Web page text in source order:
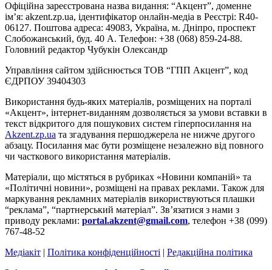
Офіційна зареєстрована назва видання: “Акцент”, доменне
ім’я: akzent.zp.ua, ідентифікатор онлайн-медіа в Реєстрі: R40-
06127. Поштова адреса: 49083, Україна, м. Дніпро, проспект
Слобожанський, буд. 40 А. Телефон: +38 (068) 859-24-88.
Головний редактор Чубукін Олександр
Управління сайтом здійснюється ТОВ “ГПП Акцент”, код
ЄДРПОУ 39404303
Використання будь-яких матеріалів, розміщених на порталі
«Акцент», інтернет-виданням дозволяється за умови вставки в
текст відкритого для пошукових систем гіперпосилання на
Akzent.zp.ua та згадування першоджерела не нижче другого
абзацу. Посилання має бути розміщене незалежно від повного
чи часткового використання матеріалів.
Матеріали, що містяться в рубриках «Новини компаній» та
«Політичні новини», розміщені на правах реклами. Також для
маркування рекламних матеріалів використвуються плашки
“реклама”, “партнерський матеріал”. Зв’язатися з нами з
приводу реклами: portal.akzent@gmail.com, телефон +38 (099)
767-48-52
Медіакіт | Політика конфіденційності | Редакційна політика